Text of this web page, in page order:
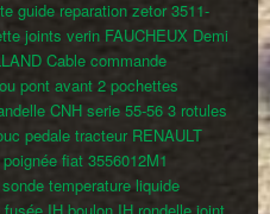
guide reparation zetor 3511-
joints verin FAUCHEUX Demi
Cable commande
pont avant 2 pochettes
CNH serie 55-56 3 rotules
pedale tracteur RENAULT
fiat 3556012M1
sonde temperature liquide
fusée IH boulon IH rondelle joint